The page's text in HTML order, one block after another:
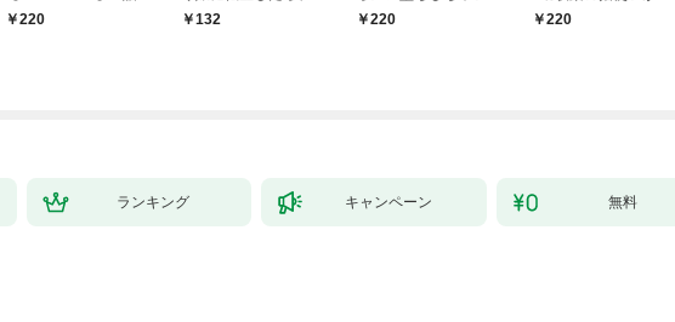
220
倫騎士隊長様からトン
132
う(1)
220
ッチすぎる！~(1)
220
ランキング キャンペーン 無料